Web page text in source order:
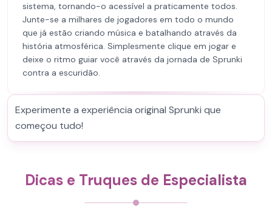
sistema, tornando-o acessível a praticamente todos.
Junte-se a milhares de jogadores em todo o mundo
que já estão criando música e batalhando através da
história atmosférica. Simplesmente clique em jogar e
deixe o ritmo guiar você através da jornada de Sprunki
contra a escuridão.
Experimente a experiência original Sprunki que
começou tudo!
Dicas e Truques de Especialista